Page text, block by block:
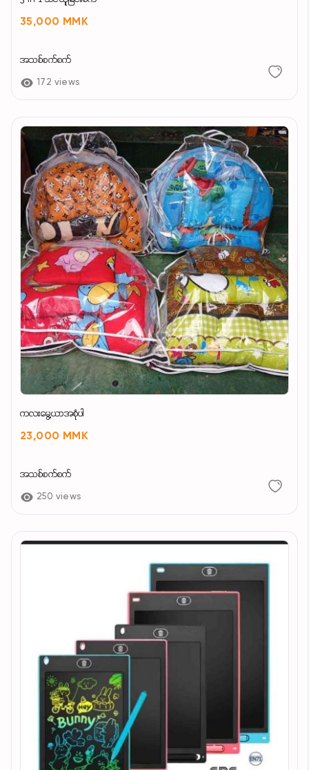
35,000 MMK
အသစ်စက်စက်
172 views
ကလးမွေ့ယာအစုံပါ
23,000 MMK
အသစ်စက်စက်
250 views